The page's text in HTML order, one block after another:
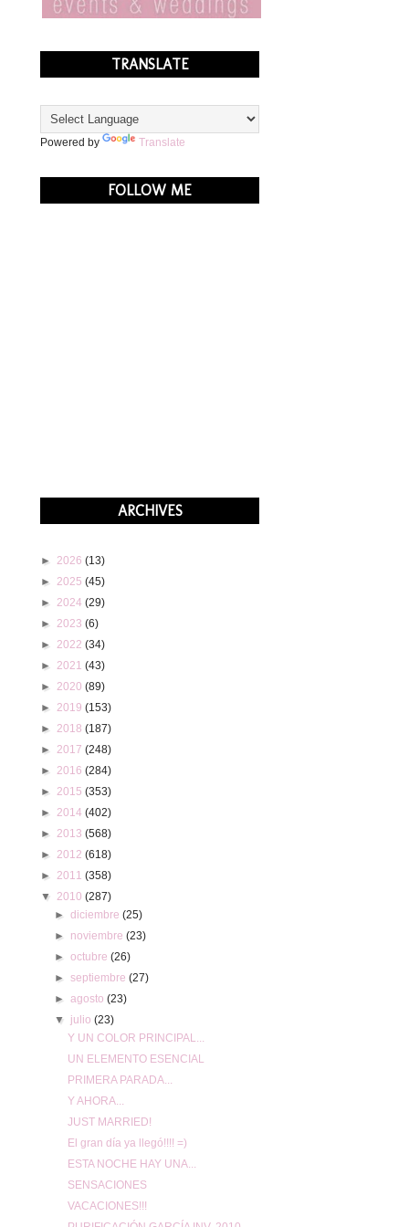
TRANSLATE
Powered by Translate
FOLLOW ME
ARCHIVES
►2026(13)
►2025(45)
►2024(29)
►2023(6)
►2022(34)
►2021(43)
►2020(89)
►2019(153)
►2018(187)
►2017(248)
►2016(284)
►2015(353)
►2014(402)
►2013(568)
►2012(618)
►2011(358)
▼2010(287)
► diciembre (25)
► noviembre (23)
► octubre (26)
► septiembre (27)
► agosto (23)
▼ julio (23)
Y UN COLOR PRINCIPAL...
UN ELEMENTO ESENCIAL
PRIMERA PARADA...
Y AHORA...
JUST MARRIED!
El gran día ya llegó!!!! =)
ESTA NOCHE HAY UNA...
SENSACIONES
VACACIONES!!!